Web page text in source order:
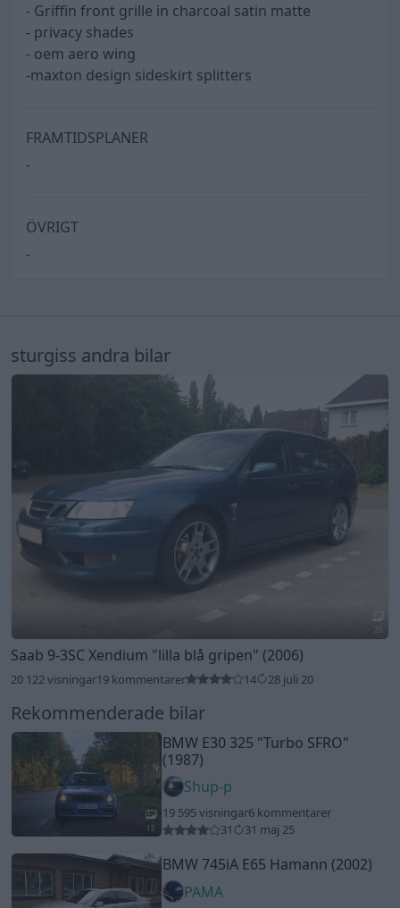
- Griffin front grille in charcoal satin matte
- privacy shades
- oem aero wing
-maxton design sideskirt splitters
FRAMTIDSPLANER
-
ÖVRIGT
-
sturgiss andra bilar
20
Saab 9-3SC Xendium "lilla blå gripen" (2006)
20 122 visningar19 kommentarer 14 28 juli 20
Rekommenderade bilar
15
BMW E30 325 "Turbo SFRO"
(1987)
Shup-p
19 595 visningar6 kommentarer
31
31 maj 25
BMW 745iA E65 Hamann (2002)
PAMA